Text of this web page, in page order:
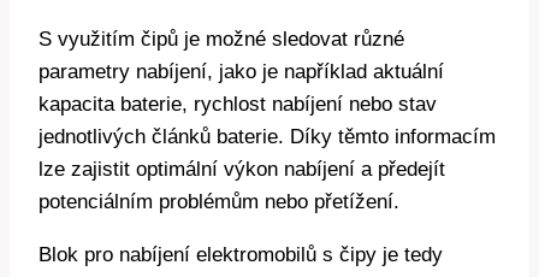
S využitím čipů je možné sledovat různé
parametry nabíjení, jako je například aktuální
kapacita baterie, rychlost nabíjení nebo stav
jednotlivých článků baterie. Díky těmto informacím
lze zajistit optimální výkon nabíjení a předejít
potenciálním problémům nebo přetížení.
Blok pro nabíjení elektromobilů s čipy je tedy